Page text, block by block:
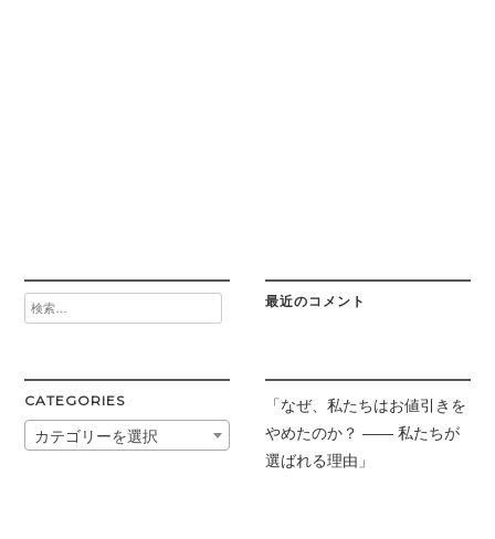
検
索:
最近のコメント
CATEGORIES
カテゴリーを選択
「なぜ、私たちはお値引きを
やめたのか？ —— 私たちが
選ばれる理由」